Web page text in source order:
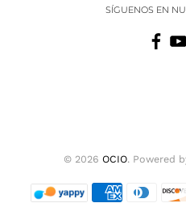
SÍGUENOS EN
© 2026 OCIO. Powered